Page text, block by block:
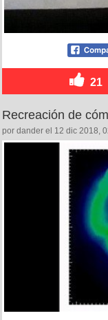
21
Recreación de
por dander el 12 dic 2018,